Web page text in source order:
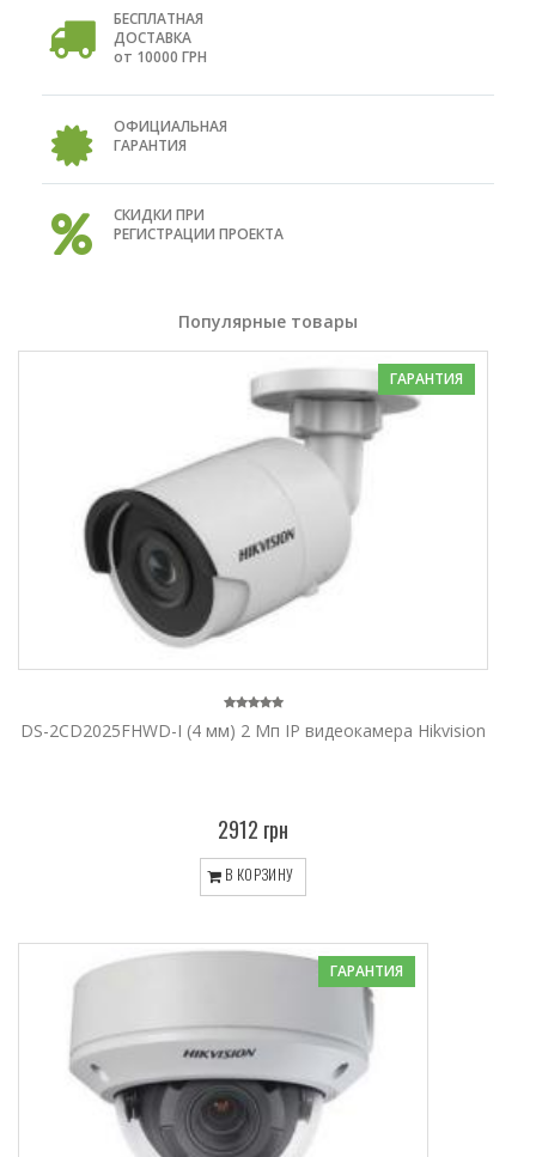
БЕСПЛАТНАЯ
ДОСТАВКА
от 10000 ГРН
ОФИЦИАЛЬНАЯ
ГАРАНТИЯ
СКИДКИ ПРИ
РЕГИСТРАЦИИ ПРОЕКТА
Популярные товары
ГАРАНТИЯ
DS-2CD2025FHWD-I (4 мм) 2 Мп IP видеокамера Hikvision
2912 грн
В КОРЗИНУ
ГАРАНТИЯ